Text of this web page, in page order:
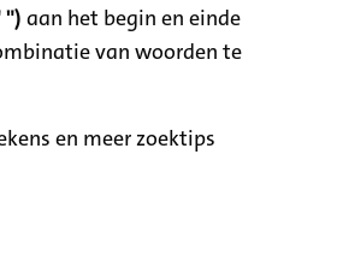
") aan het begin en einde
van woorden te
en meer zoektips